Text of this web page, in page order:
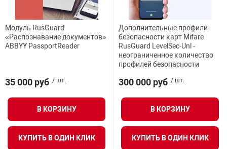
решения
безопасность
Средства
Стволы
Установки
Шкафы
Табло
Термошкафы
Модуль RusGuard
«Распознавание документов»
ABBYY PassportReader
35 000 руб / шт.
В КОРЗИНУ
КУПИТЬ В ОДИН КЛИК
Дополнительные профили
безопасности карт Mifare
RusGuard LevelSec-Unl -
неограниченное количество
профилей безопасности
300 000 руб / шт.
В КОРЗИНУ
КУПИТЬ В ОДИН КЛИК